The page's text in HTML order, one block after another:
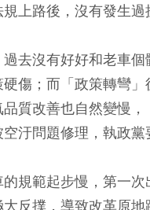
規上路後，沒有發生過
去沒有好好和老車
傷；而「政策轉彎
質改善也自然變慢
汙問題修理，執政黨
規範起步慢，第一
反撲，導致改革原